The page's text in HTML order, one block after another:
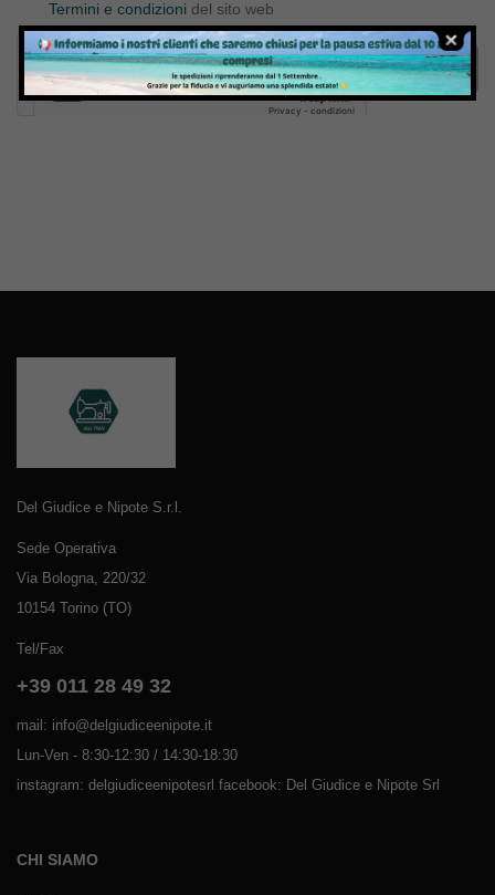
Termini e condizioni del sito web
Invia
Del Giudice e Nipote S.r.l.
Sede Operativa
Via Bologna, 220/32
10154 Torino (TO)
Tel/Fax
+39 011 28 49 32
mail: info@delgiudiceenipote.it
Lun-Ven - 8:30-12:30 / 14:30-18:30
instagram: delgiudiceenipotesrl facebook: Del Giudice e Nipote Srl
CHI SIAMO